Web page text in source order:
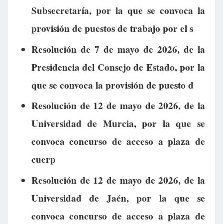
Subsecretaría, por la que se convoca la
provisión de puestos de trabajo por el s
Resolución de 7 de mayo de 2026, de la
Presidencia del Consejo de Estado, por la
que se convoca la provisión de puesto d
Resolución de 12 de mayo de 2026, de la
Universidad de Murcia, por la que se
convoca concurso de acceso a plaza de
cuerp
Resolución de 12 de mayo de 2026, de la
Universidad de Jaén, por la que se
convoca concurso de acceso a plaza de